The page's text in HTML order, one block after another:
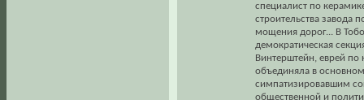
специалист по
строительства завода
мощения дорог... В
демократическая
Винтерштейн, еврей по
объединяла в
симпатизировавшим
общественной и